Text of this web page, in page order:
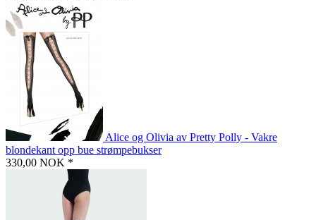
Alice og Olivia av Pretty Polly - Vakre
blondekant opp bue strømpebukser
330,00 NOK *